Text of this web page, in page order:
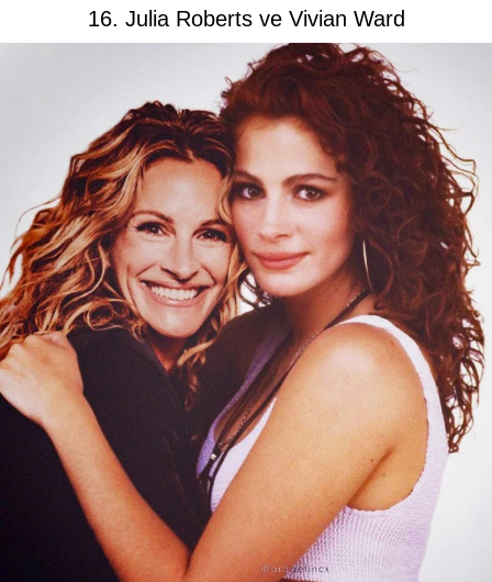
16. Julia Roberts ve Vivian Ward